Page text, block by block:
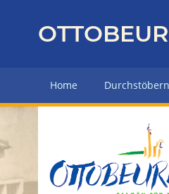
z
r
H
Home Durchstöbern